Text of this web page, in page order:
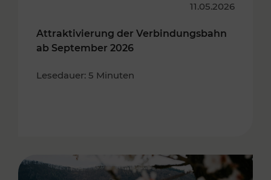
11.05.2026
Attraktivierung der Verbindungsbahn
ab September 2026
Lesedauer: 5 Minuten